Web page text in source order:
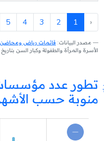
‹
1
2
3
4
5
مصدر البيانات: قائمات رياض ومحاضن
الأسرة والمرأة والطفولة وكبار السن بتاريخ 2026/08/07 على الساعة 16:31
تطور عدد مؤسسات
منوبة حسب